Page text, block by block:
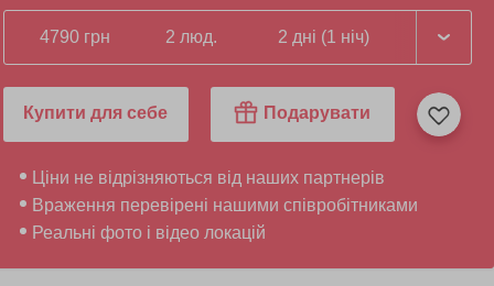
4790 грн 2 люд. 2 дні (1 ніч)
Купити для себе Подарувати
Ціни не відрізняються від наших партнерів
Враження перевірені нашими співробітниками
Реальні фото і відео локацій